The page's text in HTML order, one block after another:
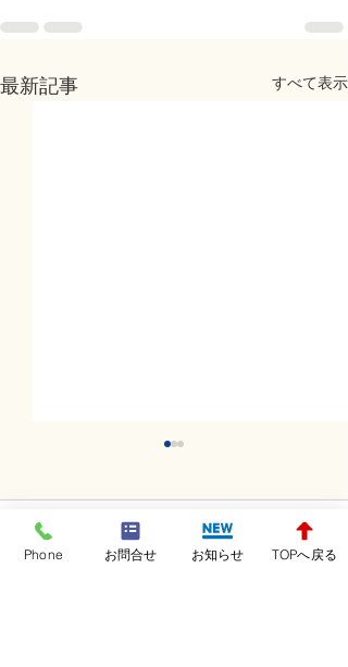
最新記事 すべて表示
コメント
Phone お問合せ お知らせ TOPへ戻る